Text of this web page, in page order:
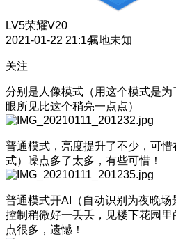
LV5荣耀V20
2021-01-22 21:14属地未知
关注
分别是人像模式（用这个模式是
眼所见比这个稍亮一点点）
普通模式，亮度提升了不少，可
式）噪点多了太多，有些可惜！
普通模式开AI（自动识别为夜晚
控制稍微好一丢丢，见楼下花园
点很多，遗憾！